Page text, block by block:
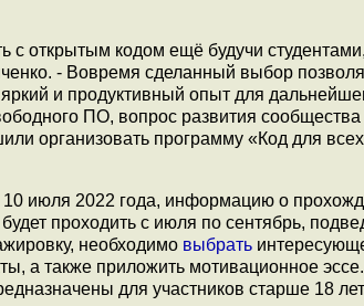
открытым кодом ещё будучи
- Вовремя сделанный выбор
и продуктивный опыт для
ПО, вопрос развития
организовать программу «Код для
июля 2022 года, информацию о
проходить с июля по сентябрь,
необходимо выбрать
а также приложить мотивационное
для участников старше 18